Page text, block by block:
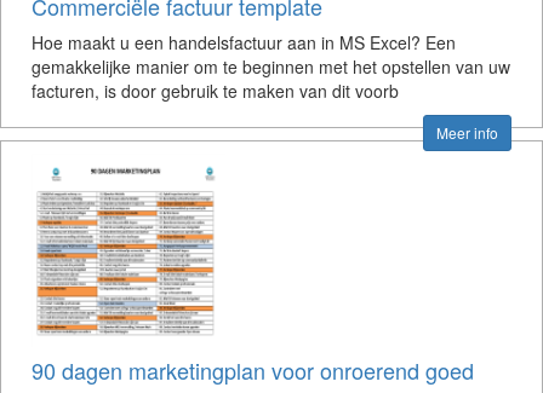
Hoe maakt u een handelsfactuur aan in MS Excel? Een
gemakkelijke manier om te beginnen met het opstellen van uw
facturen, is door gebruik te maken van dit voorb
Meer info
90 dagen marketingplan voor onroerend goed